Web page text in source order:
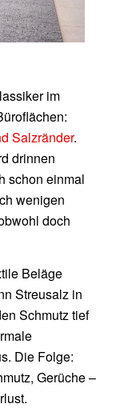
im
Salzränder.
drinnen
schon einmal
wenigen
doch
Beläge
Streusalz in
Schmutz tief
Die Folge:
Gerüche –